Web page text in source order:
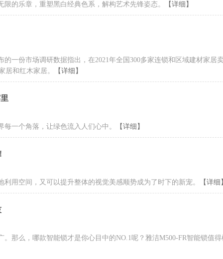
的乐章，重塑黑白经典色系，解构艺术先锋姿态。 【详细】
一份市场调研数据指出，在2021年全国300多家连锁和区域建材家居
居和红木家居。
【详细】
一个角落，让绿色流入人们心中。 【详细】
用空间，又可以提升整体的视觉美感顺势成为了时下的新宠。 【详细
那么，哪款智能锁才是你心目中的NO.1呢？雅洁M500-FR智能锁值